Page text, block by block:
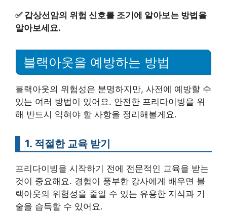
✅ 갑상선암의 위험 신호를 조기에 알아보는 방법을
알아보세요.
블랙아웃을 예방하는 방법
블랙아웃의 위험성은 분명하지만, 사전에 예방할 수
있는 여러 방법이 있어요. 안전한 프리다이빙을 위
해 반드시 익혀야 할 사항을 정리해볼게요.
1. 적절한 교육 받기
프리다이빙을 시작하기 전에 전문적인 교육을 받는
것이 중요해요. 경험이 풍부한 강사에게 배우면 블
랙아웃의 위험성을 줄일 수 있는 유용한 지식과 기
술을 습득할 수 있어요.